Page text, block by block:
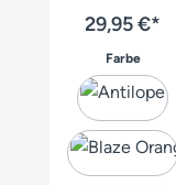
29,95 €*
Farbe